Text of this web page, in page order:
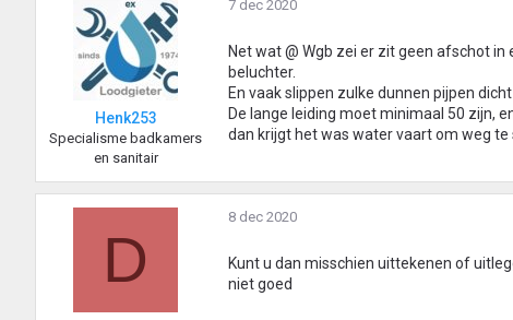
Henk253
Specialisme badkamers
en sanitair
7 dec 2020
Net wat @ Wgb zei er zit geen afschot
beluchter.
En vaak slippen zulke dunnen pijpen
De lange leiding moet minimaal 50 zijn,
dan krijgt het was water vaart om weg te
D
8 dec 2020
Kunt u dan misschien uittekenen of
niet goed